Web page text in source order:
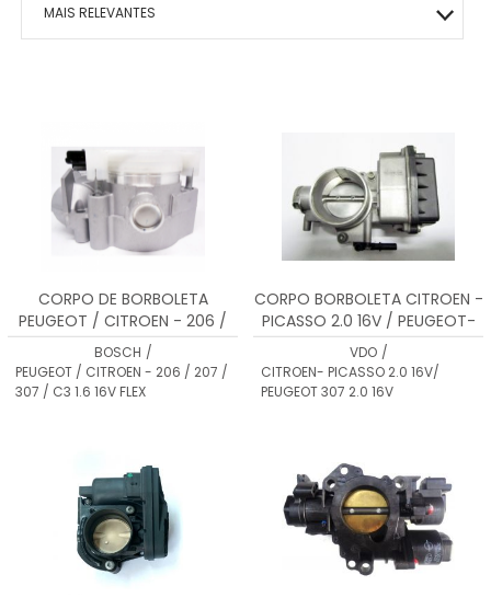
MAIS RELEVANTES
MAIOR PREÇO
A - Z
CORPO DE BORBOLETA
PEUGEOT / CITROEN - 206 /
207 / 307 / C3 1.6 16V FLEX -
0280750085
BOSCH /
PEUGEOT / CITROEN - 206 / 207 /
307 / C3 1.6 16V FLEX
CORPO BORBOLETA CITROEN -
PICASSO 2.0 16V / PEUGEOT-
307 2.0 16V 408239823003
VDO /
CITROEN- PICASSO 2.0 16V/
PEUGEOT 307 2.0 16V